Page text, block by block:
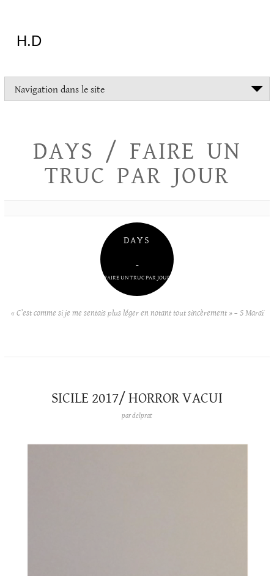
H.D
Navigation dans le site
DAYS / FAIRE UN
TRUC PAR JOUR
DAYS
–
FAIRE UN TRUC PAR JOUR
« C’est comme si je me sentais plus léger en notant tout sincèrement » – S Maraï
SICILE 2017/ HORROR VACUI
pardelprat